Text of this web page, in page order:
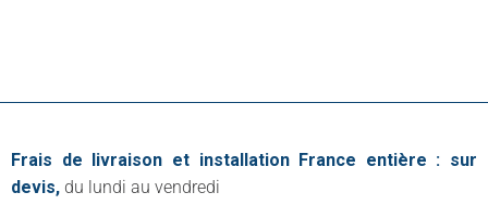
Frais de livraison et installation France entière : sur
devis, du lundi au vendredi